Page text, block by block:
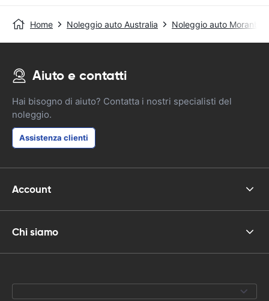
Home Noleggio auto Australia Noleggio auto Moranbah
Aiuto e contatti
Hai bisogno di aiuto? Contatta i nostri specialisti del
noleggio.
Assistenza clienti
Account
Chi siamo